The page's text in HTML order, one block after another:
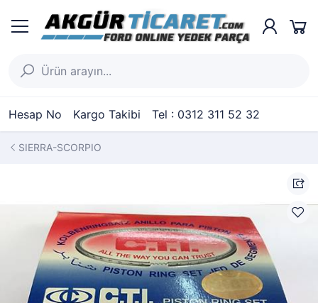
Hesap No Kargo Takibi Tel : 0312 311 52 32
SIERRA-SCORPIO